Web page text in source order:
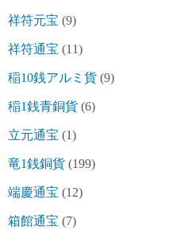
祥符元宝 (9)
祥符通宝 (11)
稲10銭アルミ貨 (9)
稲1銭青銅貨 (6)
立元通宝 (1)
竜1銭銅貨 (199)
端慶通宝 (12)
箱館通宝 (7)